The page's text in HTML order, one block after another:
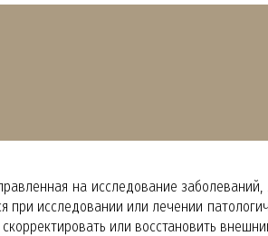
на исследование
при исследовании или лечении
или восстановить